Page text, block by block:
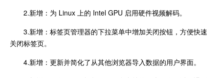
2.新增：为 Linux 上的 Intel GPU 启用硬件视频解码。
3.新增：标签页管理器的下拉菜单中增加关闭按钮，方便快速
关闭标签页。
4.新增：更新并简化了从其他浏览器导入数据的用户界面。